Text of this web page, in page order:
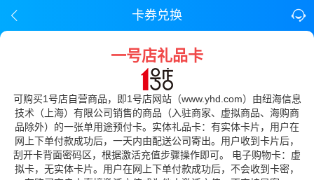
卡券兑换
一号店礼品卡
可购买1号店自营商品，即1号店网站（www.yhd.com）由纽海信息
技术（上海）有限公司销售的商品（入驻商家、虚拟商品、海购商
品除外）的一张单用途预付卡。实体礼品卡：有实体卡片，用户在
网上下单付款成功后，一天内由配送公司寄出。用户收到卡片后，
刮开卡背面密码区，根据激活充值步骤操作即可。 电子购物卡：虚
拟卡，无实体卡片。用户在网上下单付款成功后，不会收到卡密，